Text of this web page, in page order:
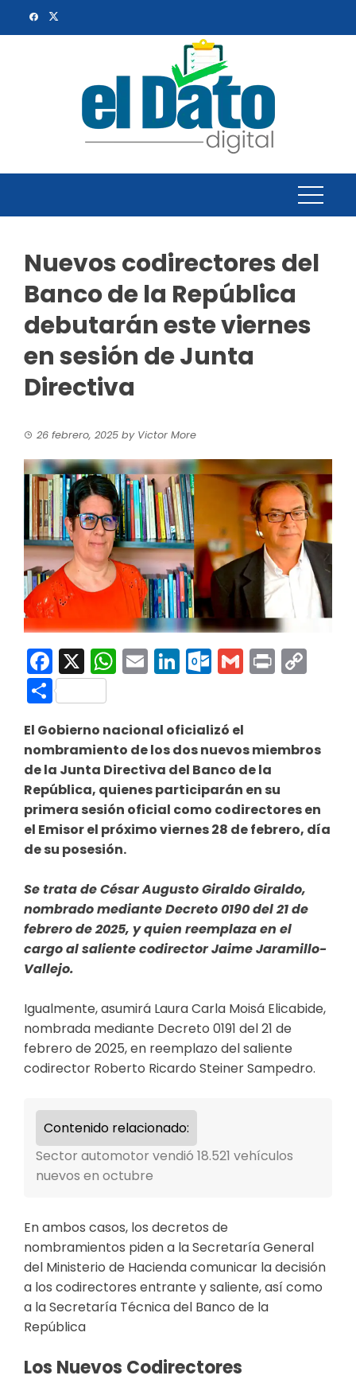
Nuevos codirectores del
Banco de la República
debutarán este viernes
en sesión de Junta
Directiva
26 febrero, 2025 by Victor More
Facebook
X WhatsApp
EmailLinkedInGmail
Print
Compartir
El Gobierno nacional oficializó el
nombramiento de los dos nuevos miembros
de la Junta Directiva del Banco de la
República, quienes participarán en su
primera sesión oficial como codirectores en
el Emisor el próximo viernes 28 de febrero, día
de su posesión.
Se trata de César Augusto Giraldo Giraldo,
nombrado medianteDecreto 0190 del 21 de
febrero de 2025, y quien reemplaza en el
cargo al saliente codirector Jaime Jaramillo-
Vallejo.
Igualmente, asumirá Laura Carla Moisá Elicabide,
nombrada mediante Decreto 0191 del 21 de
febrero de 2025, en reemplazo del saliente
codirector Roberto Ricardo Steiner Sampedro.
Contenido relacionado:
Sector automotor vendió 18.521 vehículos
nuevos en octubre
En ambos casos, los decretos de
nombramientos piden a la Secretaría General
del Ministerio de Hacienda comunicar la decisión
a los codirectores entrante y saliente, así como
a la Secretaría Técnica del Banco de la
República
Los Nuevos Codirectores